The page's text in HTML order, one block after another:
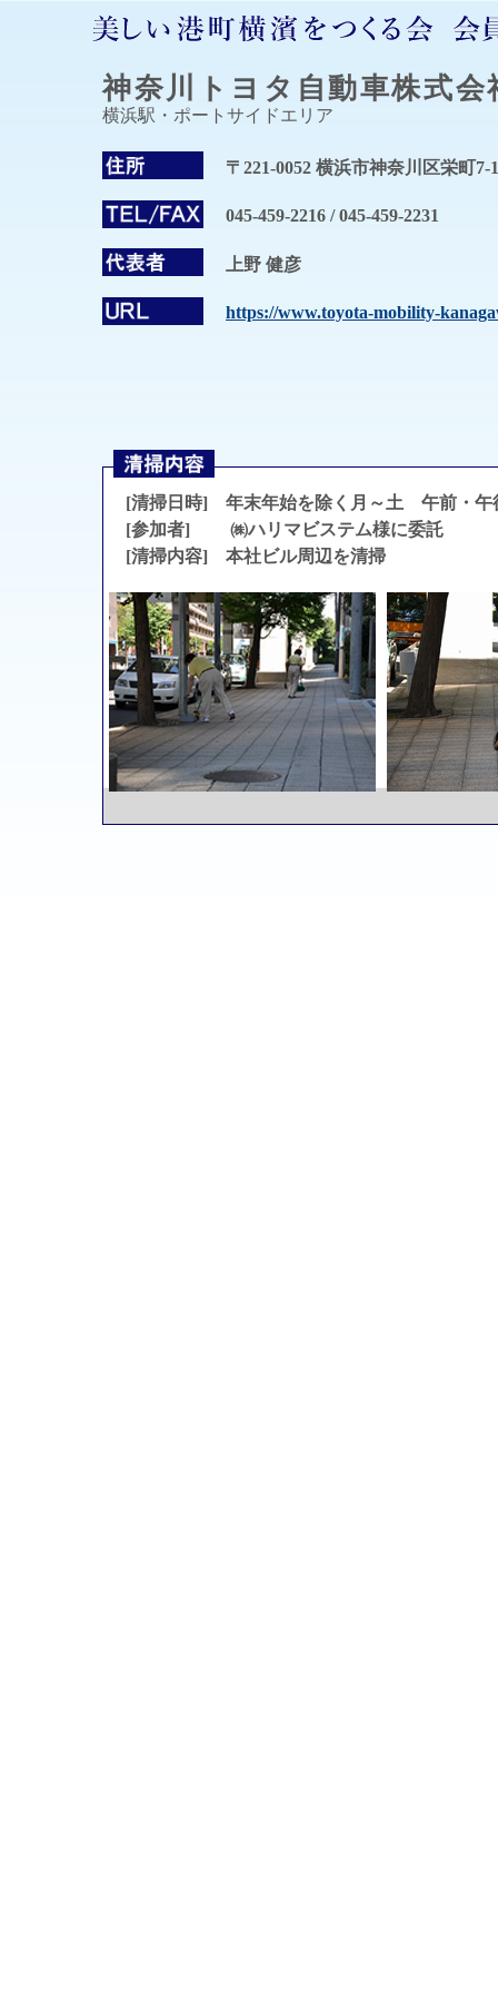
神奈川トヨタ自動車株式会
横浜駅・ポートサイドエリア
〒221-0052 横浜市神奈川区栄町7-1
045-459-2216 / 045-459-2231
上野 健彦
https://www.toyota-mobility-
[清掃日時] 年末年始を除く月～土 午前・午
[参加者] ㈱ハリマビステム様に委託
[清掃内容] 本社ビル周辺を清掃